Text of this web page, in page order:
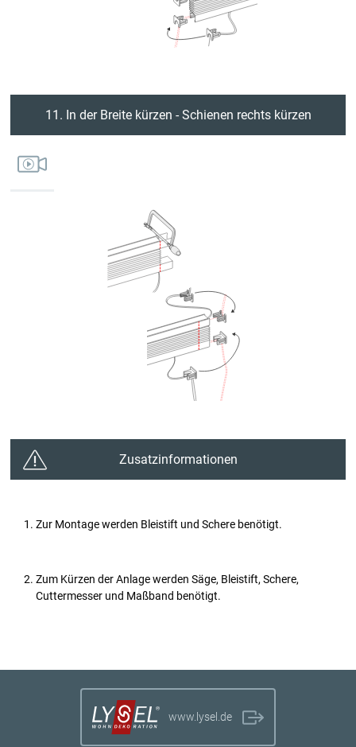
11. In der Breite kürzen - Schienen rechts kürzen
Zusatzinformationen
Zur Montage werden Bleistift und Schere benötigt.
Zum Kürzen der Anlage werden Säge, Bleistift, Schere,
Cuttermesser und Maßband benötigt.
www.lysel.de